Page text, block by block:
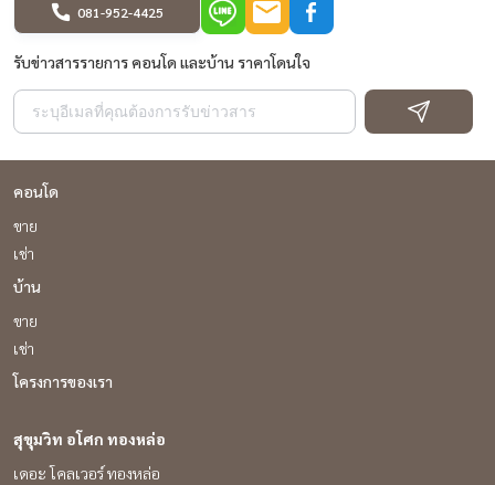
081-952-4425
รับข่าวสารรายการ คอนโด และบ้าน ราคาโดนใจ
คอนโด
ขาย
เช่า
บ้าน
ขาย
เช่า
โครงการของเรา
สุขุมวิท อโศก ทองหล่อ
เดอะ โคลเวอร์ ทองหล่อ